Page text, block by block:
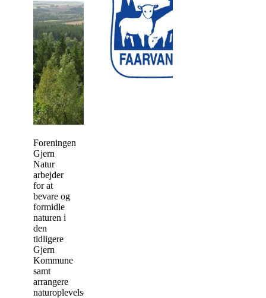
Foreningen
Gjern
Natur
arbejder
for at
bevare og
formidle
naturen i
den
tidligere
Gjern
Kommune
samt
arrangere
naturoplevelser.